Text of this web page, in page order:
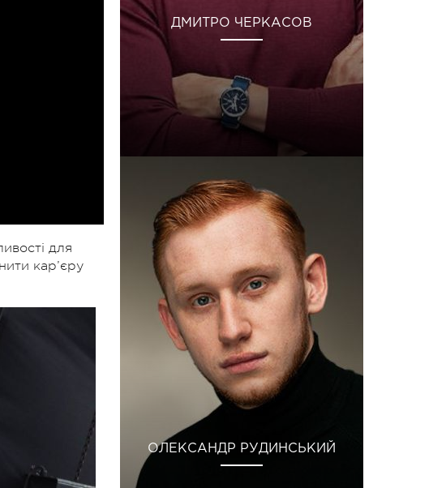
для
кар’єру
ДМИТРО ЧЕРКАСОВ
ОЛЕКСАНДР РУДИНСЬКИЙ